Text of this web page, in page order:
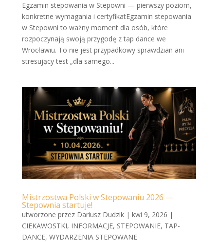
Egzamin stepowania w Stepowni — pierwszy poziom,
konkretne wymagania i certyfikatEgzamin stepowania
w Stepowni to ważny moment dla osób, które
rozpoczynają swoją przygodę z tap dance we
Wrocławiu. To nie jest przypadkowy sprawdzian ani
stresujący test „dla samego...
Mistrzostwa Polski w Stepowaniu 2026 —
Stepownia startuje!
utworzone przez Dariusz Dudzik| kwi 9, 2026 |
CIEKAWOSTKI, INFORMACJE, STEPOWANIE, TAP-
DANCE, WYDARZENIA STEPOWANE